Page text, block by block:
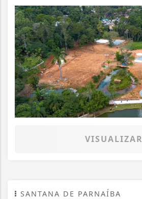
VISUALIZAR
SANTANA DE PARNAÍBA